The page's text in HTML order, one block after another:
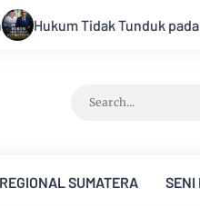
Terhadap Monopoli
REGIONAL SUMATERA SENI